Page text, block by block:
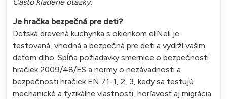
Je hračka bezpečná pre deti?
Detská drevená kuchynka s okienkom eliNeli je
testovaná, vhodná a bezpečná pre deti a vydrží vašim
deťom dlho. Spĺňa požiadavky smernice o bezpečnosti
hračiek 2009/48/ES a normy o nezávadnosti a
bezpečnosti hračiek EN 71-1, 2, 3, kedy sa testujú
mechanické a fyzikálne vlastnosti, horľavosť aj migrácia